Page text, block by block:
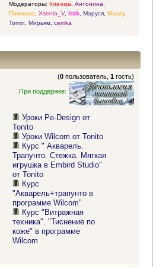
Модераторы: Клеома, Антонина,
Пимошка, Xsenia_V, listik, Маруся, Mazzy,
Tomin, Мирьям, cemka
(0 пользователь,1 гость)
При поддержке:
Уроки Pe-Design от
Tonito
Уроки Wilcom от Tonito
Курс " Акварель.
Трапунто. Стежка. Мягкая
игрушка в Embird Studio"
от Tonito
Курс
"Акварель+трапунто в
программе Wilcom"
Курс "Витражная
техника". "Тиснение по
коже" в программе
Wilcom